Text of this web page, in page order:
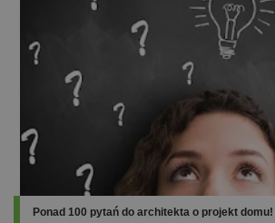
Ponad 100 pytań do architekta o projekt